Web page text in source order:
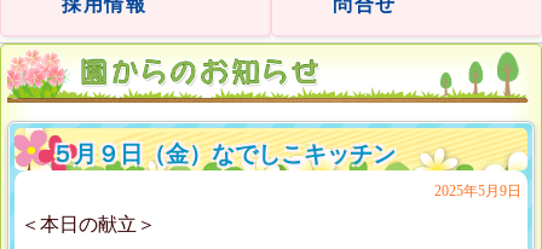
採用情報 問合せ
５月９日（金）なでしこキッチン
2025年5月9日
＜本日の献立＞